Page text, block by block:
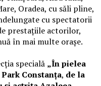
Oradea, cu săli pline,
cu spectatorii
prestațiile actorilor,
în mai multe orașe.
specială „În pielea
Constanța, de la